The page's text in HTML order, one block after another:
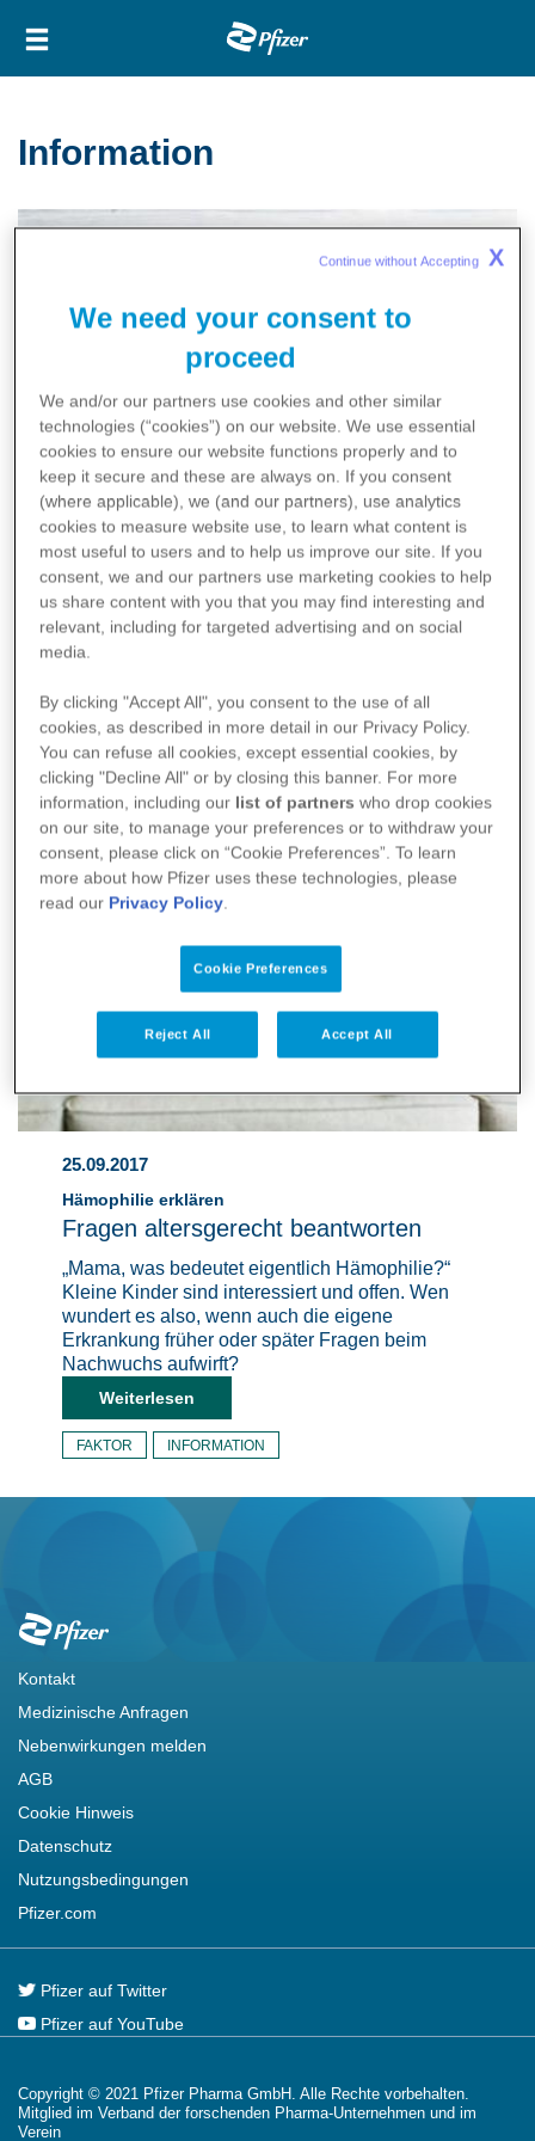
zumMain
navigation
Information
15.11.2018
News
Sozialrechtlicher Ratgeber für Eltern
Der erste stationäre Klinikaufenthalt Ihres hämophilen Kindes
steht an.
Weiterlesen
INFORMATION
25.09.2017
Hämophilie erklären
Fragen altersgerecht beantworten
„Mama, was bedeutet eigentlich Hämophilie?“
Kleine Kinder sind interessiert und offen. Wen
wundert es also, wenn auch die eigene
Erkrankung früher oder später Fragen beim
Nachwuchs aufwirft?
Weiterlesen
FAKTOR INFORMATION
Footer
Kontakt
Medizinische Anfragen
Nebenwirkungen melden
AGB
Cookie Hinweis
Datenschutz
Nutzungsbedingungen
Pfizer.com
Pfizer auf Twitter
Pfizer auf YouTube
Copyright © 2021 Pfizer Pharma GmbH. Alle Rechte vorbehalten.
Mitglied im Verband der forschenden Pharma-Unternehmen und im
Verein
We need your consent to
proceed
We and/or our partners use cookies and other similar
technologies (“cookies”) on our website. We useessential
cookies to ensure our website functions properly and to
keep it secure and these are always on. If you consent
(where applicable), we (and our partners), useanalytics
cookies to measure website use, to learn what content is
most useful to users and to help us improve our site. If you
consent, we and our partners use marketing cookies to help
us share content with you that you may find interesting and
relevant, including for targeted advertising and on social
media.
By clicking "Accept All", you consent to the use of all
cookies, as described in more detail in our Privacy Policy.
You can refuse all cookies, except essential cookies, by
clicking "Decline All" or by closing this banner. For more
information, including our list of partners who drop cookies
on our site, to manage your preferences or to withdraw your
consent, please click on “Cookie Preferences”. To learn
more about how Pfizer uses these technologies, please
read our Privacy Policy.
Cookie Preferences
Reject All Accept All
Continue without Accepting X